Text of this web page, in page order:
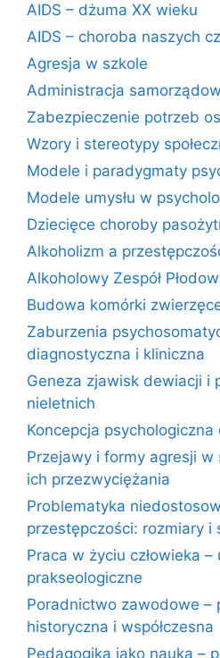
AIDS – dżuma XX wieku
AIDS – choroba naszych
Agresja w szkole
Administracja
Zabezpieczenie potrzeb
Wzory i stereotypy
Modele i paradygmaty
Modele umysłu w
Dziecięce choroby
Alkoholizm a
Alkoholowy Zespół
Budowa komórki
Zaburzenia
diagnostyczna i kliniczna
Geneza zjawisk dewiacji i
nieletnich
Koncepcja psychologiczna
Przejawy i formy agresji
ich przezwyciężania
Problematyka
przestępczości: rozmiary i
Praca w życiu człowieka
prakseologiczne
Poradnictwo zawodowe –
historyczna i współczesna
Pedagogika jako nauka –